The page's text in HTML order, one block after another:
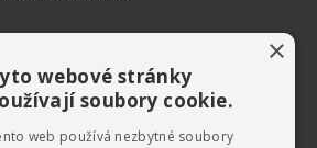
×
webové stránky
soubory cookie.
web používá nezbytné soubory